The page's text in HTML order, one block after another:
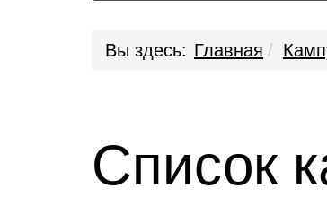
Вы здесь: Главная
Список